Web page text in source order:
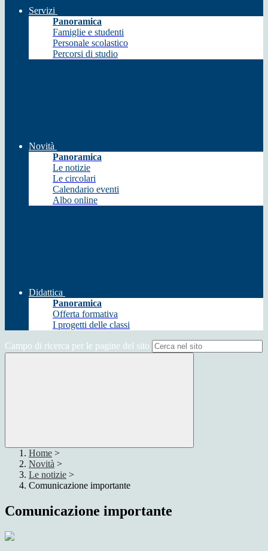
Servizi
Panoramica
Famiglie e studenti
Personale scolastico
Percorsi di studio
Novità
Panoramica
Le notizie
Le circolari
Calendario eventi
Albo online
Didattica
Panoramica
Offerta formativa
I progetti delle classi
Campo di ricerca per le pagine del sito
Home >
Novità >
Le notizie >
Comunicazione importante
Comunicazione importante